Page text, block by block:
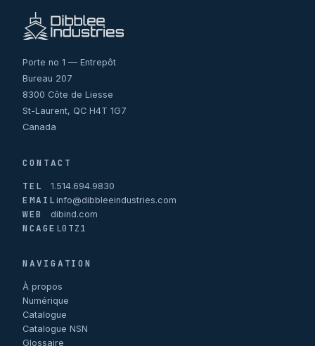
Porte no 1 — Entrepôt
Bureau 207
8300 Côte de Liesse
St-Laurent, QC H4T 1G7
Canada
CONTACT
TEL
1.514.694.9830
EMAILinfo@dibbleeindustries.com
WEB dibind.com
NCAGE L0TZ1
NAVIGATION
À propos
Numérique
Catalogue
Catalogue NSN
Glossaire